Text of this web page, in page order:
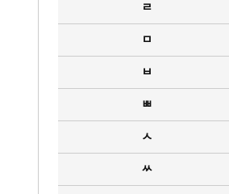
ㄹ
ㅁ
ㅂ
ㅃ
ㅅ
ㅆ